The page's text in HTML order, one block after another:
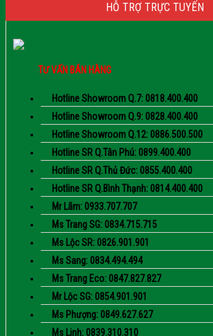
HỖ TRỢ TRỰC TUYẾN
TƯ VẤN BÁN HÀNG
Hotline Showroom Q.7: 0818.400.400
Hotline Showroom Q.9: 0828.400.400
Hotline Showroom Q.12: 0886.500.500
Hotline SR Q.Tân Phú: 0899.400.400
Hotline SR Q.Thủ Đức: 0855.400.400
Hotline SR Q.Bình Thạnh: 0814.400.400
Mr Lãm: 0933.707.707
Ms Trang SG: 0834.715.715
Ms Lộc SR: 0826.901.901
Ms Sang: 0834.494.494
Ms Trang Eco: 0847.827.827
Mr Lộc SG: 0854.901.901
Ms Phượng: 0849.627.627
Ms Linh: 0839.310.310